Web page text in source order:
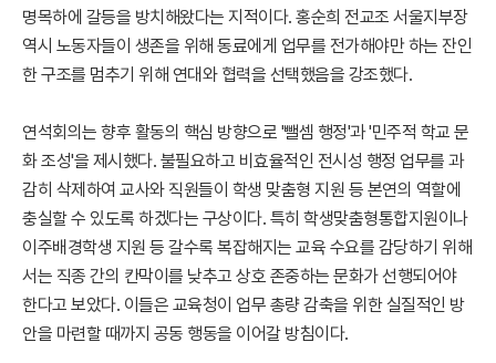
명목하에 갈등을 방치해왔다는 지적이다. 홍순희 전교조 서울지부장
역시 노동자들이 생존을 위해 동료에게 업무를 전가해야만 하는 잔인
한 구조를 멈추기 위해 연대와 협력을 선택했음을 강조했다.
연석회의는 향후 활동의 핵심 방향으로 '뺄셈 행정'과 '민주적 학교 문
화 조성'을 제시했다. 불필요하고 비효율적인 전시성 행정 업무를 과
감히 삭제하여 교사와 직원들이 학생 맞춤형 지원 등 본연의 역할에
충실할 수 있도록 하겠다는 구상이다. 특히 학생맞춤형통합지원이나
이주배경학생 지원 등 갈수록 복잡해지는 교육 수요를 감당하기 위해
서는 직종 간의 칸막이를 낮추고 상호 존중하는 문화가 선행되어야
한다고 보았다. 이들은 교육청이 업무 총량 감축을 위한 실질적인 방
안을 마련할 때까지 공동 행동을 이어갈 방침이다.